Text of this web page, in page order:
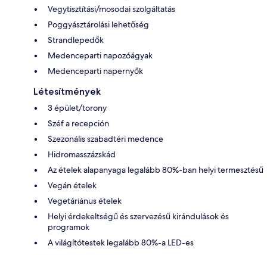
Vegytisztítási/mosodai szolgáltatás
Poggyásztárolási lehetőség
Strandlepedők
Medenceparti napozóágyak
Medenceparti napernyők
Létesítmények
3 épület/torony
Széf a recepción
Szezonális szabadtéri medence
Hidromasszázskád
Az ételek alapanyaga legalább 80%-ban helyi termesztésű
Vegán ételek
Vegetáriánus ételek
Helyi érdekeltségű és szervezésű kirándulások és
programok
A világítótestek legalább 80%-a LED-es